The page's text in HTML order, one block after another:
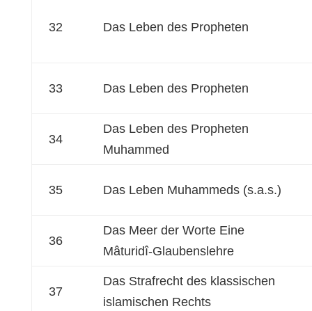
32 Das Leben des Propheten
33 Das Leben des Propheten
34
Das Leben des Propheten
Muhammed
35 Das Leben Muhammeds (s.a.s.)
36
Das Meer der Worte Eine
Mâturidî-Glaubenslehre
37
Das Strafrecht des klassischen
islamischen Rechts